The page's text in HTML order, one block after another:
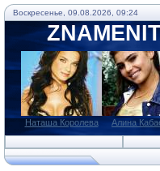
Воскресенье, 09.08.2026, 09:24
Наташа Королева Алина